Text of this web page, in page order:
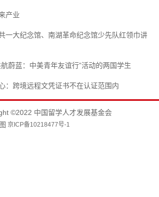
产业
一大纪念馆、南湖革命纪念馆少先队红领巾讲
蔚蓝：中美青年友谊行”活动的两国学生
：跨境远程文凭证书不在认证范围内
©2022 中国留学人才发展基金会
京ICP备10218477号-1